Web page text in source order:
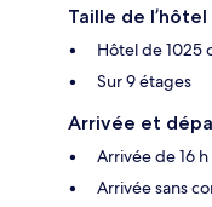
Taille de l’hôtel
Hôtel de 1025
Sur 9 étages
Arrivée et
Arrivée de 16
Arrivée sans